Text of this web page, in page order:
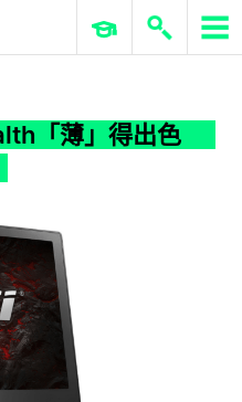
ERP 與商業 AI
「薄」得出色